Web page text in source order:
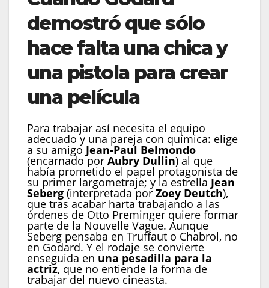
demostró que sólo
hace falta una chica y
una pistola para crear
una película
Para trabajar así necesita el equipo
adecuado y una pareja con química: elige
a su amigo Jean-Paul Belmondo
(encarnado por Aubry Dullin) al que
había prometido el papel protagonista de
su primer largometraje; y la estrella Jean
Seberg (interpretada porZoey Deutch),
que tras acabar harta trabajando a las
órdenes de Otto Preminger quiere formar
parte de la Nouvelle Vague. Aunque
Seberg pensaba en Truffaut o Chabrol, no
en Godard. Y el rodaje se convierte
enseguida en una pesadilla para la
actriz, que no entiende la forma de
trabajar del nuevo cineasta.